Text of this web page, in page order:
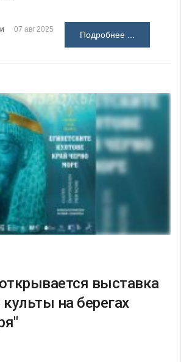
07 авг 2025
Подробнее ...
выставка
культы на берегах